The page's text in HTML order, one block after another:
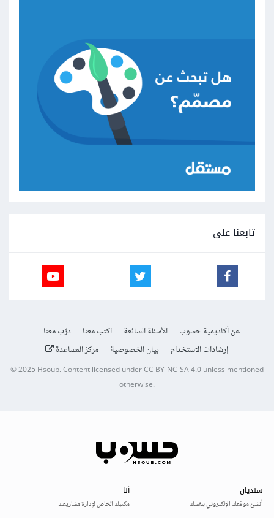
تابعنا على
عن أكاديمية حسوب الأسئلة الشائعة اكتب معنا
درّب معنا
إرشادات الاستخدام
بيان الخصوصية مركز المساعدة
© 2025Hsoub.Content licensed underCC BY-NC-SA 4.0unless mentioned
otherwise.